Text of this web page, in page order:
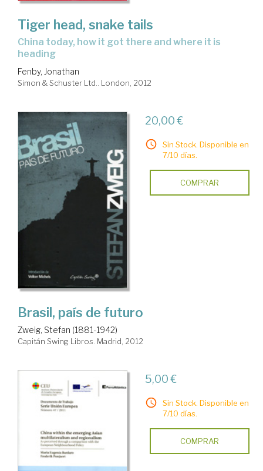
Tiger head, snake tails
China today, how it got there and where it is
heading
Fenby, Jonathan
Simon & Schuster Ltd.. London, 2012
20,00 €
Sin Stock. Disponible en
7/10 días.
COMPRAR
Brasil, país de futuro
Zweig, Stefan (1881-1942)
Capitán Swing Libros. Madrid, 2012
5,00 €
Sin Stock. Disponible en
7/10 días.
COMPRAR